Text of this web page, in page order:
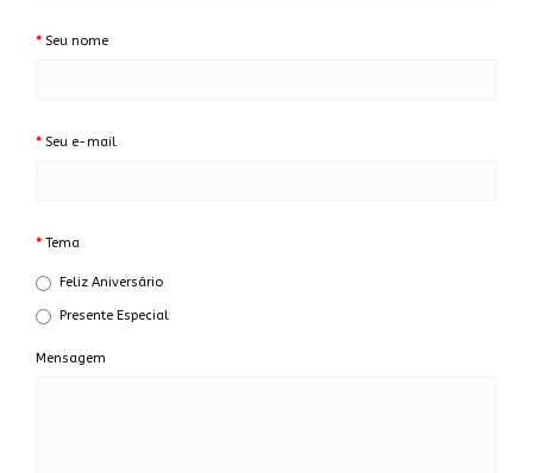
Seu nome
Seu e-mail
Tema
Feliz Aniversário
Presente Especial
Mensagem